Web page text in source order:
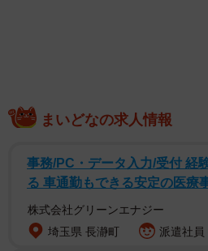
近くには京都鉄道博物館もあり、
エリア。だが、この店の魅力は
店内に足を踏み入れると、そこに
座椅子と窓枠。窓の外には走行映
に広がるのは、まるで旅の途中
まいどなの求人情報
事務/PC・データ入力/受付 経
る 車通勤もできる安定の医療
株式会社グリーンエナジー
埼玉県 長瀞町
派遣社員